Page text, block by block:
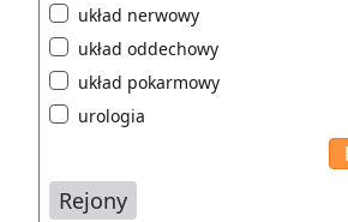
układ nerwowy
układ oddechowy
układ pokarmowy
urologia
Rejony